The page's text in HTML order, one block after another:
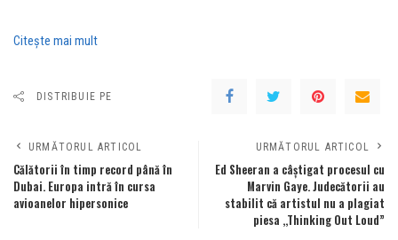
Citeşte mai mult
DISTRIBUIE PE
URMĂTORUL ARTICOL
Călătorii în timp record până în
Dubai. Europa intră în cursa
avioanelor hipersonice
URMĂTORUL ARTICOL
Ed Sheeran a câștigat procesul cu
Marvin Gaye. Judecătorii au
stabilit că artistul nu a plagiat
piesa ,,Thinking Out Loud”